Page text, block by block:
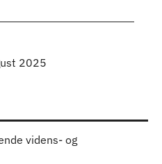
2025
videns- og